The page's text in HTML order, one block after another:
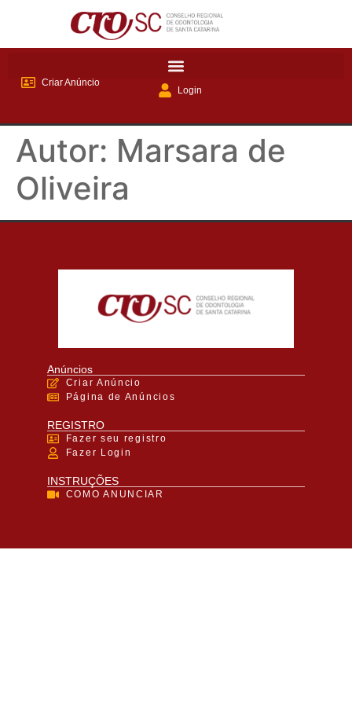
Criar Anúncio
Login
Autor: Marsara de
Oliveira
Anúncios
Criar Anúncio
Página de Anúncios
REGISTRO
Fazer seu registro
Fazer Login
INSTRUÇÕES
COMO ANUNCIAR